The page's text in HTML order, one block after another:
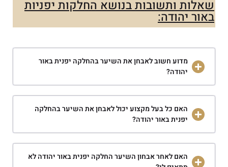
שאלות ותשובות בנושא החלקות יפניות
באור יהודה:
מדוע חשוב לאבחן את השיער בהחלקה יפנית באור
יהודה?
האם כל בעל מקצוע יכול לאבחן את השיער בהחלקה
יפנית באור יהודה?
האם לאחר אבחון השיער החלקה יפנית באור יהודה לא